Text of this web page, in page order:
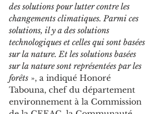
des solutions pour lutter contre les
changements climatiques. Parmi ces
solutions, il y a des solutions
technologiques et celles qui sont basées
sur la nature. Et les solutions basées
sur la nature sont représentées par les
forêts », a indiqué Honoré
Tabouna, chef du département
environnement à la Commission